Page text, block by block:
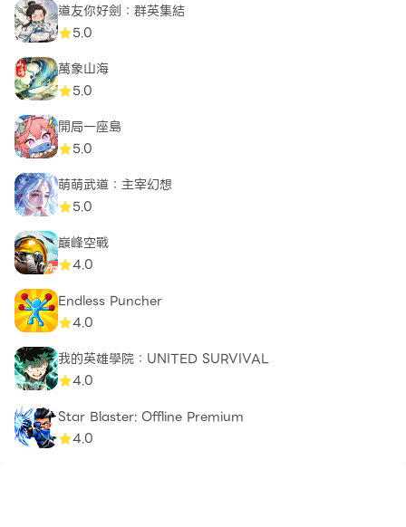
道友你好劍：群英集結
5.0
萬象山海
5.0
開局一座島
5.0
萌萌武道：主宰幻想
5.0
巔峰空戰
4.0
Endless Puncher
4.0
我的英雄學院：UNITED SURVIVAL
4.0
Star Blaster: Offline Premium
4.0